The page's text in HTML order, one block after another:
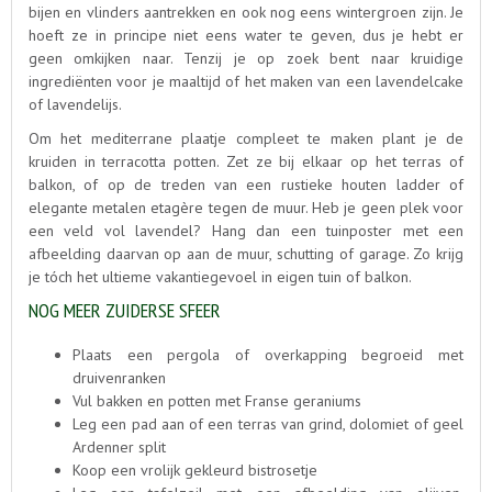
bijen en vlinders aantrekken en ook nog eens wintergroen zijn. Je
hoeft ze in principe niet eens water te geven, dus je hebt er
geen omkijken naar. Tenzij je op zoek bent naar kruidige
ingrediënten voor je maaltijd of het maken van een lavendelcake
of lavendelijs.
Om het mediterrane plaatje compleet te maken plant je de
kruiden in terracotta potten. Zet ze bij elkaar op het terras of
balkon, of op de treden van een rustieke houten ladder of
elegante metalen etagère tegen de muur. Heb je geen plek voor
een veld vol lavendel? Hang dan een tuinposter met een
afbeelding daarvan op aan de muur, schutting of garage. Zo krijg
je tóch het ultieme vakantiegevoel in eigen tuin of balkon.
NOG MEER ZUIDERSE SFEER
Plaats een pergola of overkapping begroeid met
druivenranken
Vul bakken en potten met Franse geraniums
Leg een pad aan of een terras van grind, dolomiet of geel
Ardenner split
Koop een vrolijk gekleurd bistrosetje